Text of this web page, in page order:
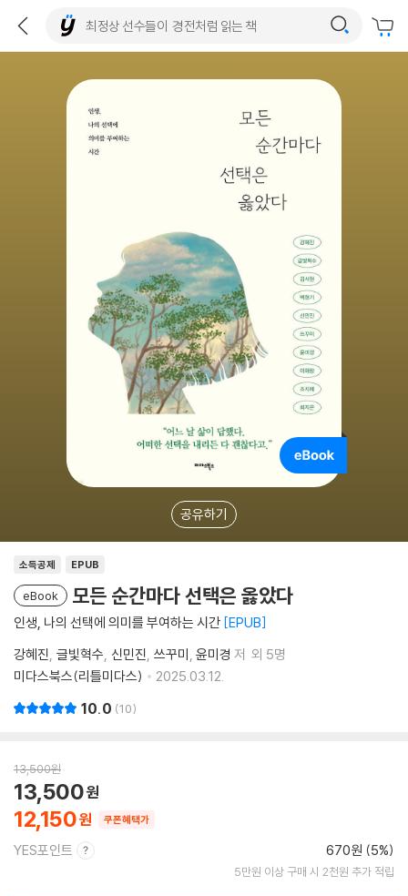
공유하기
소득공제 EPUB
eBook 모든 순간마다 선택은 옳았다
인생, 나의 선택에 의미를 부여하는 시간 EPUB
강혜진 글빛혁수 신민진 쓰꾸미 윤미경 저 외 5명
미다스북스(리틀미다스)
2025.03.12.
10.0 10
13,500원
12,150
13,500
쿠폰혜택가
YES포인트 670원 (5%)
5만원 이상 구매 시 2천원 추가 적립